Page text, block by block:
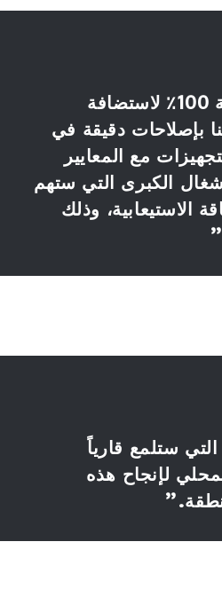
“الملعب الكبير لأكادير أصبح اليوم جاهزًا بنسبة 100٪ لاستضافة
بإصلاحات دقيقة في
مع المعايير
الكبرى التي ستهم
الاستيعابية، وذلك
ستلمع قارياً
لإنجاح هذه